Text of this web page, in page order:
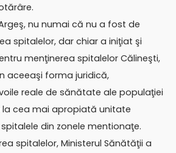
nu numai că nu a fost de
spitalelor, dar chiar a iniţiat şi
menţinerea spitalelor Călineşti,
aceeaşi forma juridică,
reale de sănătate ale populaţiei
cea mai apropiată unitate
din zonele mentionaţe.
spitalelor, Ministerul Sănătăţii a